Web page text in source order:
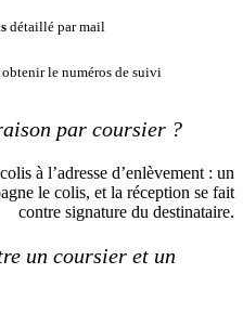
détaillé par mail
obtenir le numéros de suivi
par coursier ?
à l’adresse d’enlèvement : un
le colis, et la réception se fait
contre signature du destinataire.
un coursier et un